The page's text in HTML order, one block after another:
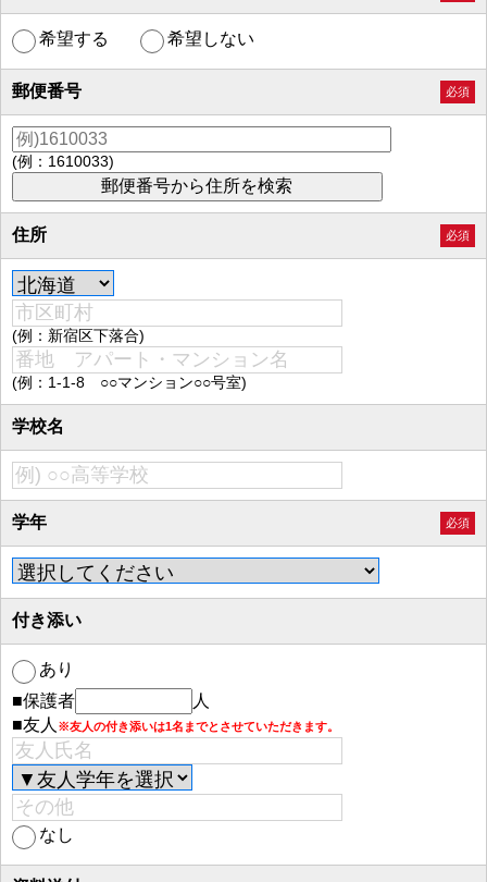
希望する 希望しない
郵便番号 必須
(例：1610033)
住所 必須
(例：新宿区下落合)
(例：1-1-8 ○○マンション○○号室)
学校名
学年 必須
付き添い
あり
■保護者
人
■友人 ※友人の付き添いは1名までとさせていただきます。
なし